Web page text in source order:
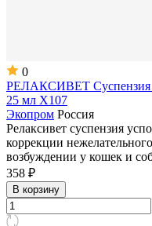
0
РЕЛАКСИВЕТ Суспензия
25 мл Х107
Экопром Россия
Релаксивет суспензия
коррекции
возбуждении у кошек и
358 ₽
В корзину